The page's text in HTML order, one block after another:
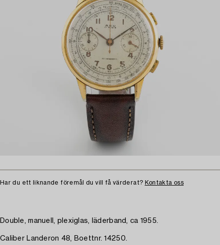
Har du ett liknande föremål du vill få värderat? Kontakta oss
Double, manuell, plexiglas, läderband, ca 1955.
Caliber Landeron 48, Boettnr. 14250.